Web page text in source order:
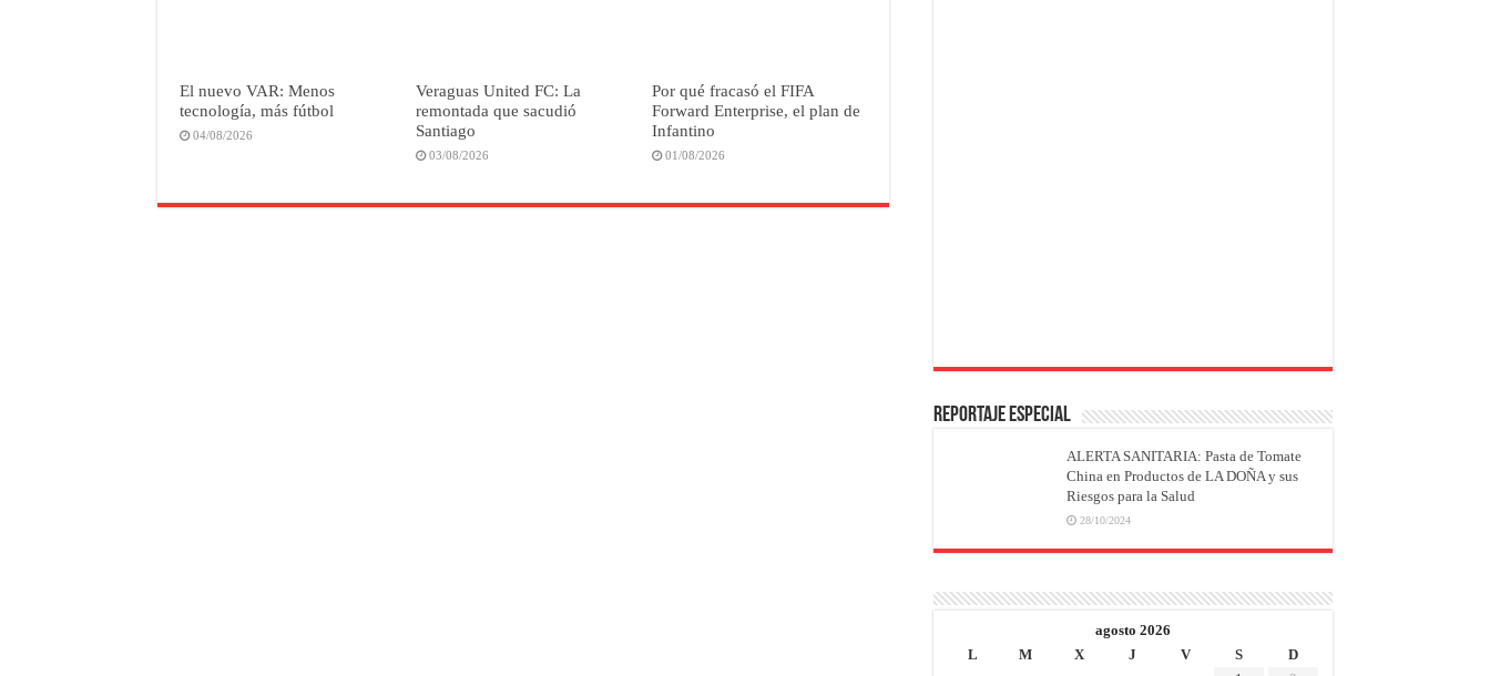
El nuevo VAR: Menos
tecnología, más fútbol
04/08/2026
Veraguas United FC: La
remontada que sacudió
Santiago
03/08/2026
Por qué fracasó el FIFA
Forward Enterprise, el plan de
Infantino
01/08/2026
REPORTAJE ESPECIAL
ALERTA SANITARIA: Pasta de Tomate
China en Productos de LA DOÑA y sus
Riesgos para la Salud
28/10/2024
agosto 2026
L
M X J V S
D